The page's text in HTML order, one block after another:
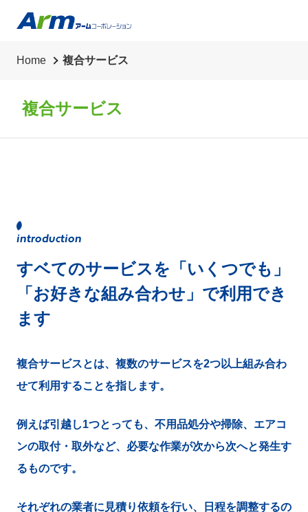
草刈り・草抜き・除草シート・剪定・伐採
Home 複合サービス
複合サービス
すベてのサービスを「いくつでも」
「お好きな組み合わせ」で利用でき
ます
複合サービスとは、複数のサービスを2つ以上組み合わ
せて利用することを指します。
例えば引越し1つとっても、不用品処分や掃除、エアコ
ンの取付・取外など、必要な作業が次から次へと発生す
るものです。
それぞれの業者に見積り依頼を行い、日程を調整するの